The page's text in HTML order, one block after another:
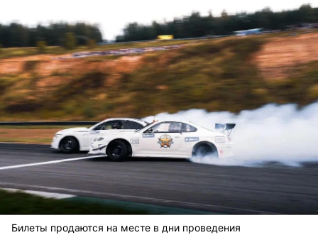
Билеты продаются на месте в дни проведения